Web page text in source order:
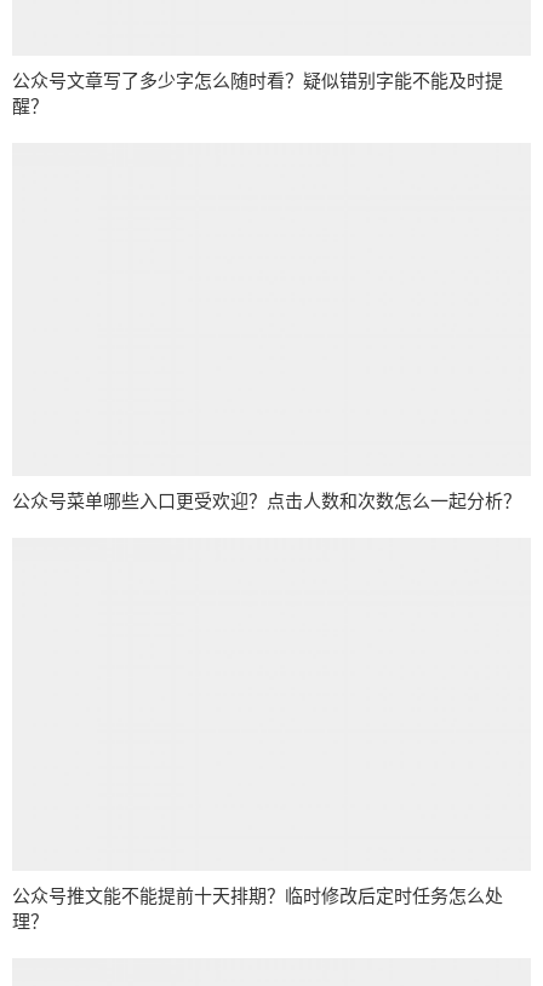
公众号文章写了多少字怎么随时看？疑似错别字能不能及时提
醒？
公众号菜单哪些入口更受欢迎？点击人数和次数怎么一起分析？
公众号推文能不能提前十天排期？临时修改后定时任务怎么处
理？